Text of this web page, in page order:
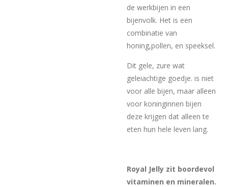
de werkbijen in een
bijenvolk. Het is een
combinatie van
honing,pollen, en speeksel.
Dit gele, zure wat
geleiachtige goedje. is niet
voor alle bijen, maar alleen
voor koninginnen bijen
deze krijgen dat alleen te
eten hun hele leven lang.
Royal Jelly zit boordevol
vitaminen en mineralen.